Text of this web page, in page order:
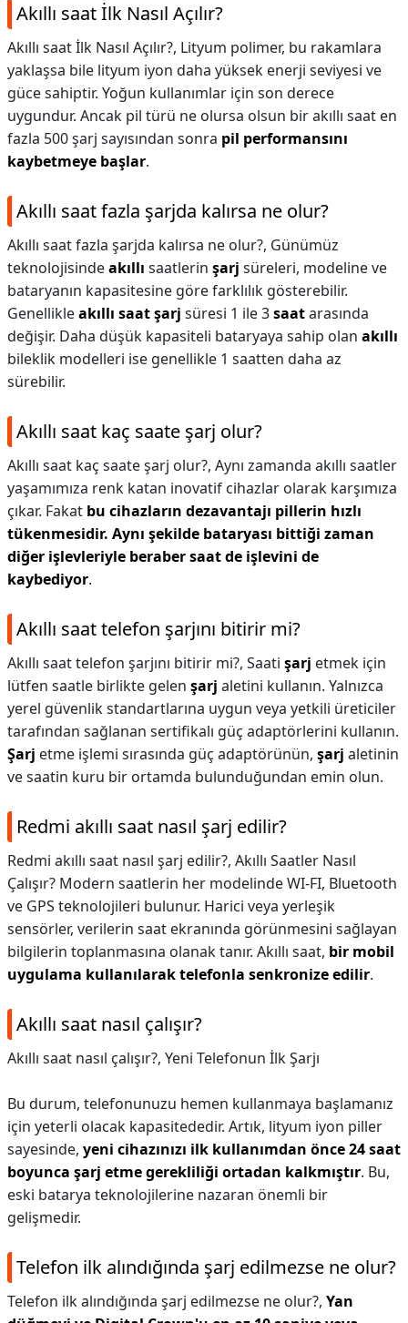
Akıllı saat İlk Nasıl Açılır?
Akıllı saat İlk Nasıl Açılır?, Lityum polimer, bu rakamlara
yaklaşsa bile lityum iyon daha yüksek enerji seviyesi ve
güce sahiptir. Yoğun kullanımlar için son derece
uygundur. Ancak pil türü ne olursa olsun bir akıllı saat en
fazla 500 şarj sayısından sonra pil performansını
kaybetmeye başlar.
Akıllı saat fazla şarjda kalırsa ne olur?
Akıllı saat fazla şarjda kalırsa ne olur?, Günümüz
teknolojisindeakıllı saatlerin şarj süreleri, modeline ve
bataryanın kapasitesine göre farklılık gösterebilir.
Genellikleakıllı saat şarj süresi 1 ile 3saatarasında
değişir. Daha düşük kapasiteli bataryaya sahip olan akıllı
bileklik modelleri ise genellikle 1 saatten daha az
sürebilir.
Akıllı saat kaç saate şarj olur?
Akıllı saat kaç saate şarj olur?, Aynı zamanda akıllı saatler
yaşamımıza renk katan inovatif cihazlar olarak karşımıza
çıkar. Fakat bu cihazların dezavantajı pillerin hızlı
tükenmesidir. Aynı şekilde bataryası bittiği zaman
diğer işlevleriyle beraber saat de işlevini de
kaybediyor.
Akıllı saat telefon şarjını bitirir mi?
Akıllı saat telefon şarjını bitirir mi?, Saati şarj etmek için
lütfen saatle birlikte gelen şarj aletini kullanın. Yalnızca
yerel güvenlik standartlarına uygun veya yetkili üreticiler
tarafından sağlanan sertifikalı güç adaptörlerini kullanın.
Şarj etme işlemi sırasında güç adaptörünün, şarj aletinin
ve saatin kuru bir ortamda bulunduğundan emin olun.
Redmi akıllı saat nasıl şarj edilir?
Redmi akıllı saat nasıl şarj edilir?, Akıllı Saatler Nasıl
Çalışır? Modern saatlerin her modelinde WI-FI, Bluetooth
ve GPS teknolojileri bulunur. Harici veya yerleşik
sensörler, verilerin saat ekranında görünmesini sağlayan
bilgilerin toplanmasına olanak tanır. Akıllı saat, bir mobil
uygulama kullanılarak telefonla senkronize edilir.
Akıllı saat nasıl çalışır?
Akıllı saat nasıl çalışır?, Yeni Telefonun İlk Şarjı
Bu durum, telefonunuzu hemen kullanmaya başlamanız
için yeterli olacak kapasitededir. Artık, lityum iyon piller
sayesinde, yeni cihazınızı ilk kullanımdan önce 24 saat
boyunca şarj etme gerekliliği ortadan kalkmıştır. Bu,
eski batarya teknolojilerine nazaran önemli bir
gelişmedir.
Telefon ilk alındığında şarj edilmezse ne olur?
Telefon ilk alındığında şarj edilmezse ne olur?, Yan